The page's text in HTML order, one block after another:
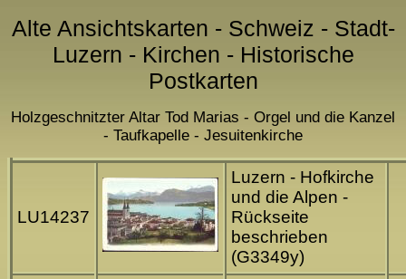
Alte Ansichtskarten - Schweiz - Stadt-
Luzern - Kirchen - Historische
Postkarten
Holzgeschnitzter Altar Tod Marias - Orgel und die Kanzel
- Taufkapelle - Jesuitenkirche
LU14237
Luzern - Hofkirche
und die Alpen -
Rückseite
beschrieben
(G3349y)